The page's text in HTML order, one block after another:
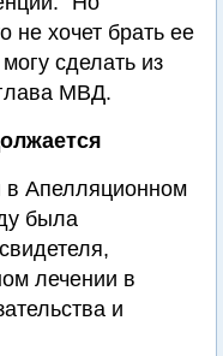
не хочет брать ее
сделать из
МВД.
в Апелляционном
была
лечении в
и